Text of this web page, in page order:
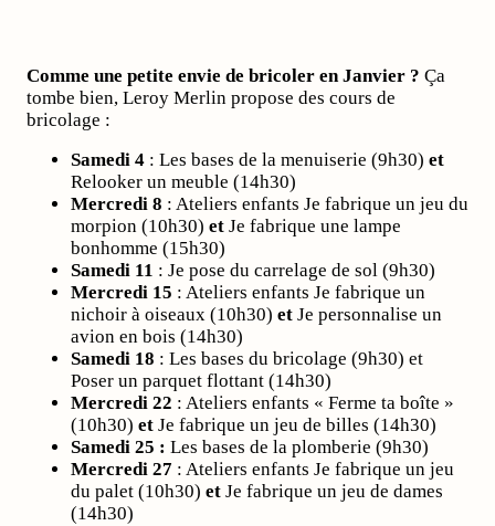
Comme une petite envie de bricoler en Janvier ? Ça
tombe bien, Leroy Merlin propose des cours de
bricolage :
Samedi 4 : Les bases de la menuiserie (9h30) et
Relooker un meuble (14h30)
Mercredi 8 : Ateliers enfants Je fabrique un jeu du
morpion (10h30) et Je fabrique une lampe
bonhomme (15h30)
Samedi 11 : Je pose du carrelage de sol (9h30)
Mercredi 15 : Ateliers enfants Je fabrique un
nichoir à oiseaux (10h30) et Je personnalise un
avion en bois (14h30)
Samedi 18 : Les bases du bricolage (9h30) et
Poser un parquet flottant (14h30)
Mercredi 22 : Ateliers enfants « Ferme ta boîte »
(10h30) et Je fabrique un jeu de billes (14h30)
Samedi 25 : Les bases de la plomberie (9h30)
Mercredi 27 : Ateliers enfants Je fabrique un jeu
du palet (10h30) et Je fabrique un jeu de dames
(14h30)